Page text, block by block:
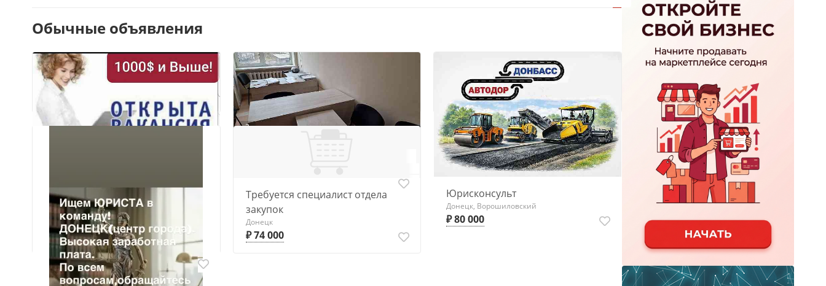
Обычные объявления
Требуется риэлтор
Донецк, Ворошиловский
₽ 200 000
2
По результатам собеседования
Юрисконсульт
Донецк, Ворошиловский
₽ 80 000
Требуется специалист отдела
закупок
Донецк
₽ 74 000